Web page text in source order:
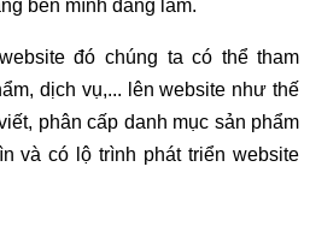
bên mình đang làm.
đó chúng ta có thể tham
dịch vụ,... lên website như thế
phân cấp danh mục sản phẩm
và có lộ trình phát triển website